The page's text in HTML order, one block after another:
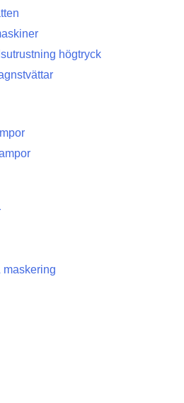
högtryck
maskering